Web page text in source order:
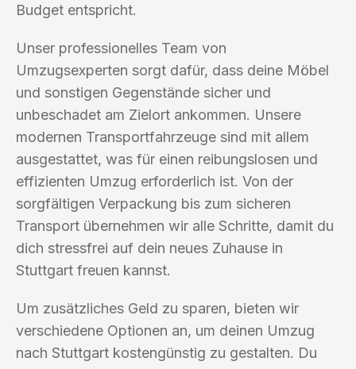
Budget entspricht.
Unser professionelles Team von
Umzugsexperten sorgt dafür, dass deine Möbel
und sonstigen Gegenstände sicher und
unbeschadet am Zielort ankommen. Unsere
modernen Transportfahrzeuge sind mit allem
ausgestattet, was für einen reibungslosen und
effizienten Umzug erforderlich ist. Von der
sorgfältigen Verpackung bis zum sicheren
Transport übernehmen wir alle Schritte, damit du
dich stressfrei auf dein neues Zuhause in
Stuttgart freuen kannst.
Um zusätzliches Geld zu sparen, bieten wir
verschiedene Optionen an, um deinen Umzug
nach Stuttgart kostengünstig zu gestalten. Du